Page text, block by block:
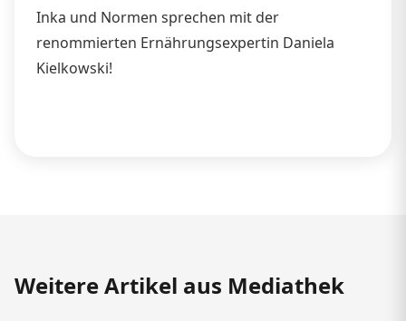
Inka und Normen sprechen mit der
renommierten Ernährungsexpertin Daniela
Kielkowski!
Weitere Artikel aus Mediathek